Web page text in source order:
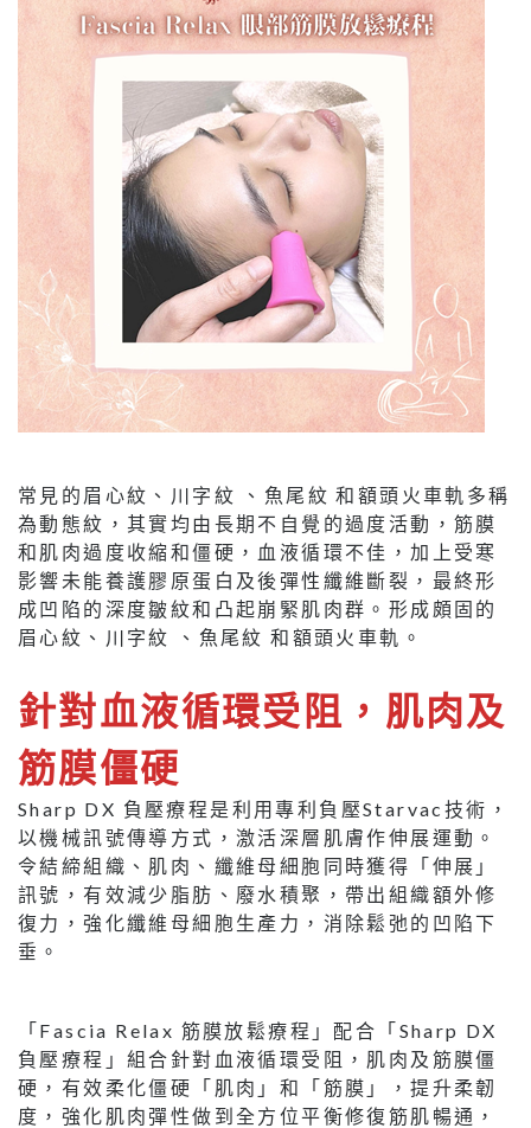
常見的眉心紋、川字紋 、魚尾紋 和額頭火車軌多稱
為動態紋，其實均由長期不自覺的過度活動，筋膜
和肌肉過度收縮和僵硬，血液循環不佳，加上受寒
影響未能養護膠原蛋白及後彈性纖維斷裂，最終形
成凹陷的深度皺紋和凸起崩緊肌肉群。形成頗固的
眉心紋、川字紋 、魚尾紋 和額頭火車軌。
針對血液循環受阻，肌肉及
筋膜僵硬
Sharp DX 負壓療程是利用專利負壓Starvac技術，
以機械訊號傳導方式，激活深層肌膚作伸展運動。
令結締組織、肌肉、纖維母細胞同時獲得「伸展」
訊號，有效減少脂肪、廢水積聚，帶出組織額外修
復力，強化纖維母細胞生產力，消除鬆弛的凹陷下
垂。
「Fascia Relax 筋膜放鬆療程」配合「Sharp DX
負壓療程」組合針對血液循環受阻，肌肉及筋膜僵
硬，有效柔化僵硬「肌肉」和「筋膜」，提升柔韌
度，強化肌肉彈性做到全方位平衡修復筋肌暢通，